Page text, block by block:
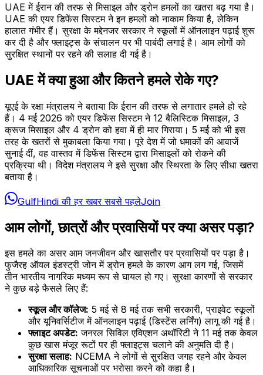
UAE में ईरान की तरफ से मिसाइल और ड्रोन हमलों का खतरा बढ़ गया है।
UAE की एयर डिफेंस सिस्टम ने इन हमलों को नाकाम किया है, लेकिन
हालात गंभीर हैं। सुरक्षा के मद्देनजर सरकार ने स्कूलों में ऑनलाइन पढ़ाई शुरू
कर दी है और फ्लाइट्स के संचालन पर भी पाबंदी लगाई है। आम लोगों को
सुरक्षित स्थानों पर रहने की सलाह दी गई है।
UAE में क्या हुआ और कितने हमले रोके गए?
यूएई के रक्षा मंत्रालय ने बताया कि ईरान की तरफ से लगातार हमले हो रहे
हैं। 4 मई 2026 को एयर डिफेंस सिस्टम ने 12 बैलिस्टिक मिसाइल, 3
क्रूज मिसाइल और 4 ड्रोन को हवा में ही मार गिराया। 5 मई को भी इस
तरह के खतरों से मुकाबला किया गया। पूरे देश में जो धमाकों की आवाजें
सुनाई दीं, वह वास्तव में डिफेंस सिस्टम द्वारा मिसाइलों को रोकने की
प्रक्रिया थी। विदेश मंत्रालय ने इसे सुरक्षा और स्थिरता के लिए सीधा खतरा
बताया है।
GulfHindi की हर खबर सबसे पहलेJoin
आम लोगों, छात्रों और प्रवासियों पर क्या असर पड़ा?
इस हमले का असर आम जनजीवन और खासतौर पर प्रवासियों पर पड़ा है।
फुजैरह ऑयल इंडस्ट्री जोन में ड्रोन हमले के कारण आग लग गई, जिसमें
तीन भारतीय नागरिक मध्यम रूप से घायल हो गए। सुरक्षा कारणों से सरकार
ने कुछ बड़े फैसले लिए हैं:
स्कूल और कॉलेज: 5 मई से 8 मई तक सभी सरकारी, प्राइवेट स्कूलों
और यूनिवर्सिटीज में ऑनलाइन पढ़ाई (डिस्टेंस लर्निंग) लागू की गई है।
फ्लाइट अपडेट: जनरल सिविल एविएशन अथॉरिटी ने 11 मई तक केवल
कुछ खास मंजूर रूटों पर ही फ्लाइट्स चलाने की अनुमति दी है।
सुरक्षा सलाह: NCEMA ने लोगों से सुरक्षित जगह रहने और केवल
आधिकारिक सूचनाओं पर भरोसा करने को कहा है।